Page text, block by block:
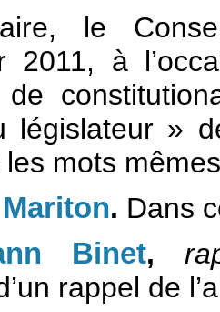
le
2011, à
de
législateur »
mots
. Dans
Binet,
rappel de